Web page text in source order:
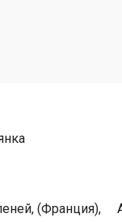
(Франция),